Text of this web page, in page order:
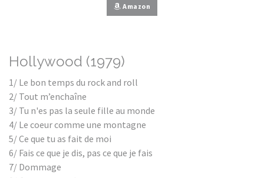
Amazon
Hollywood (1979)
1/ Le bon temps du rock and roll
2/ Tout m’enchaîne
3/ Tu n'es pas la seule fille au monde
4/ Le coeur comme une montagne
5/ Ce que tu as fait de moi
6/ Fais ce que je dis, pas ce que je fais
7/ Dommage